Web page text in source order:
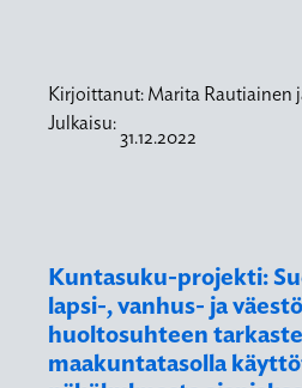
Kirjoittanut: Marita Rautiainen
Julkaisu:
31.12.2022
Kuntasuku-projekti:
lapsi-, vanhus- ja
huoltosuhteen
maakuntatasolla